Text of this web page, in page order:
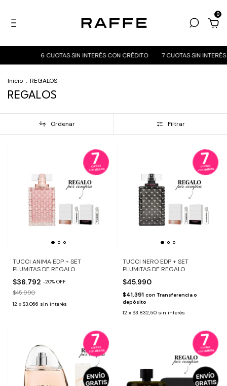
0
6 CUOTAS SIN INTERÉS CON CRÉDITO 7 CUOTAS SIN INTERÉS CON
Inicio . REGALOS
REGALOS
Ordenar Filtrar
TUCCI ANIMA EDP + SET
PLUMITAS DE REGALO
$36.792 -20% OFF
$45.990
12 x $3.066 sin interés
TUCCI NERO EDP + SET
PLUMITAS DE REGALO
$45.990
$41.391 con Transferencia o
depósito
12 x $3.832,50 sin interés